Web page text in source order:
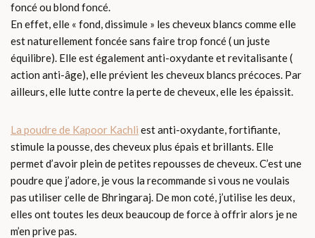
foncé ou blond foncé.
En effet, elle « fond, dissimule » les cheveux blancs comme elle
est naturellement foncée sans faire trop foncé ( un juste
équilibre). Elle est également anti-oxydante et revitalisante (
action anti-âge), elle prévient les cheveux blancs précoces. Par
ailleurs, elle lutte contre la perte de cheveux, elle les épaissit.
La poudre de Kapoor Kachli est anti-oxydante, fortifiante,
stimule la pousse, des cheveux plus épais et brillants. Elle
permet d’avoir plein de petites repousses de cheveux. C’est une
poudre que j’adore, je vous la recommande si vous ne voulais
pas utiliser celle de Bhringaraj. De mon coté, j’utilise les deux,
elles ont toutes les deux beaucoup de force à offrir alors je ne
m’en prive pas.